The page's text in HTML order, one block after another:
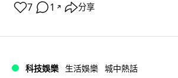
7 1 ↗ 分享
科技娛樂 生活娛樂 城中熱話